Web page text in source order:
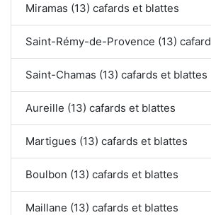
Miramas (13) cafards et blattes
Saint-Rémy-de-Provence (13)
Saint-Chamas (13) cafards et blattes
Aureille (13) cafards et blattes
Martigues (13) cafards et blattes
Boulbon (13) cafards et blattes
Maillane (13) cafards et blattes